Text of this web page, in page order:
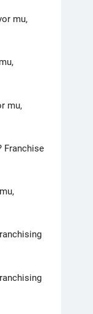
mu,
mu,
Franchise